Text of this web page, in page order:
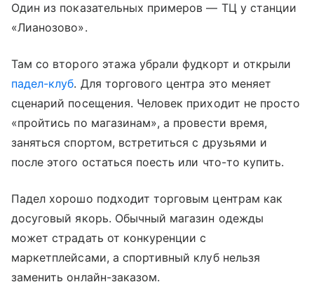
Один из показательных примеров — ТЦ у станции
«Лианозово».
Там со второго этажа убрали фудкорт и открыли
падел-клуб. Для торгового центра это меняет
сценарий посещения. Человек приходит не просто
«пройтись по магазинам», а провести время,
заняться спортом, встретиться с друзьями и
после этого остаться поесть или что-то купить.
Падел хорошо подходит торговым центрам как
досуговый якорь. Обычный магазин одежды
может страдать от конкуренции с
маркетплейсами, а спортивный клуб нельзя
заменить онлайн-заказом.